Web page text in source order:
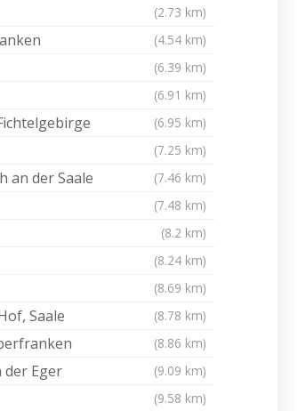
(2.73 km)
(4.54 km)
(6.39 km)
(6.91 km)
(6.95 km)
(7.25 km)
an der Saale (7.46 km)
(7.48 km)
(8.2 km)
(8.24 km)
(8.69 km)
Saale (8.78 km)
(8.86 km)
der Eger (9.09 km)
(9.58 km)